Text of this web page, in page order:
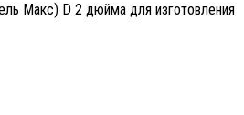
Макс) D 2 дюйма для изготовления